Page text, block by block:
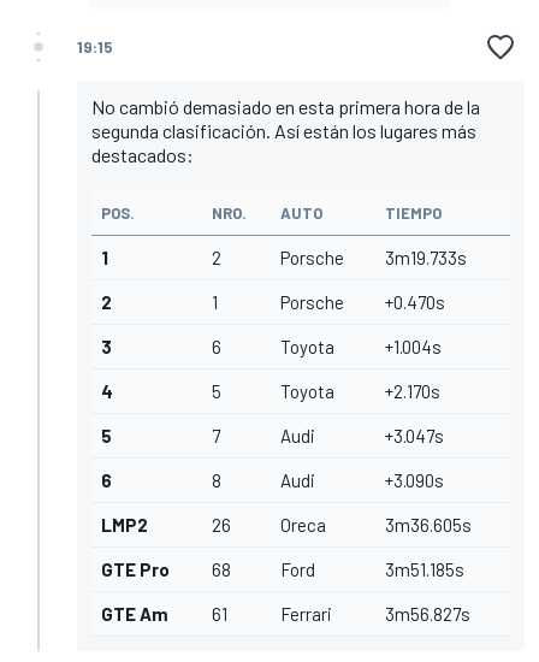
19:15
No cambió demasiado en esta primera hora de la
segunda clasificación. Así están los lugares más
destacados:
POS. NRO. AUTO TIEMPO
1 2 Porsche 3m19.733s
2 1 Porsche +0.470s
3 6 Toyota +1.004s
4 5 Toyota +2.170s
5 7 Audi +3.047s
6 8 Audi +3.090s
LMP2 26 Oreca 3m36.605s
GTE Pro 68 Ford 3m51.185s
GTE Am 61 Ferrari 3m56.827s